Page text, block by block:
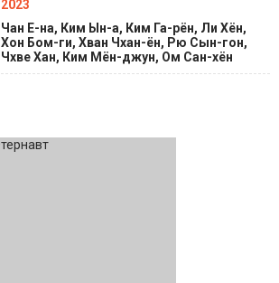
2023
Чан Е-на, Ким Ын-а, Ким Га-рён, Ли Хён,
Хон Бом-ги, Хван Чхан-ён, Рю Сын-гон,
Чхве Хан, Ким Мён-джун, Ом Сан-хён